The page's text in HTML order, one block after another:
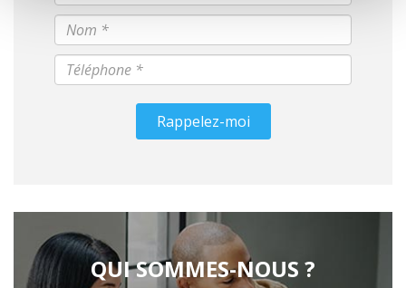
Rappelez-moi
QUI SOMMES-NOUS ?